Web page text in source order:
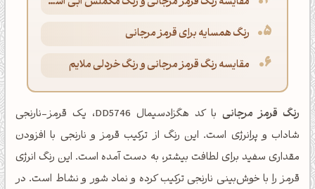
رنگ همسایه برای قرمز مرجانی
مقایسه رنگ قرمز مرجانی و رنگ خردلی ملایم
رنگ قرمز مرجانی
با کد هگزادسیمال DD5746، یک قرمز-نارنجی
شاداب و پرانرژی است. این رنگ از ترکیب قرمز و نارنجی با افزودن
مقداری سفید برای لطافت بیشتر، به دست آمده است. این رنگ انرژی
قرمز را با خوش‌بینی نارنجی ترکیب کرده و نماد شور و نشاط است. در